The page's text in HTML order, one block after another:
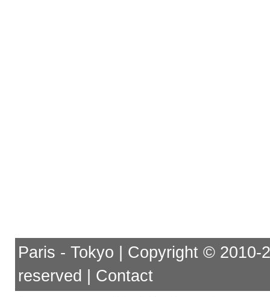
Paris - Tokyo | Copyright ©
reserved | Contact